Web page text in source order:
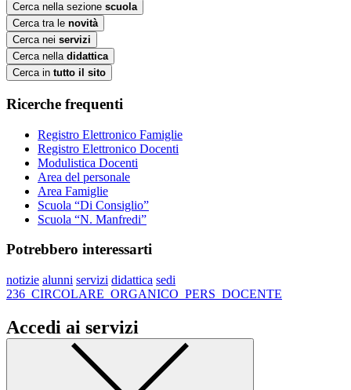
Cerca nella sezione scuola
Cerca tra le novità
Cerca nei servizi
Cerca nella didattica
Cerca in tutto il sito
Ricerche frequenti
Registro Elettronico Famiglie
Registro Elettronico Docenti
Modulistica Docenti
Area del personale
Area Famiglie
Scuola “Di Consiglio”
Scuola “N. Manfredi”
Potrebbero interessarti
notizie alunni servizi didattica sedi
236_CIRCOLARE_ORGANICO_PERS_DOCENTE
Accedi ai servizi